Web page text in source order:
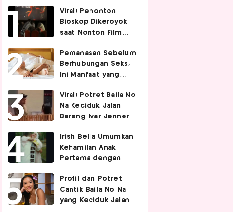
Viral! Penonton
Bioskop Dikeroyok
saat Nonton Film
Pemanasan Sebelum
Berhubungan Seks,
Ini Manfaat yang
Pasangan
Viral! Potret Baila No
Na Keciduk Jalan
Bareng Ivar Jenner,
Irish Bella Umumkan
Kehamilan Anak
Pertama dengan
Profil dan Potret
Cantik Baila No Na
yang Keciduk Jalan